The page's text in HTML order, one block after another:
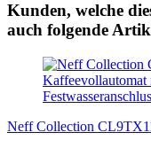
Kunden, welche
auch folgende
Neff Collection